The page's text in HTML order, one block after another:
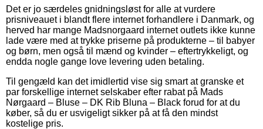
Det er jo særdeles gnidningsløst for alle at vurdere
prisniveauet i blandt flere internet forhandlere i Danmark, og
herved har mange Madsnorgaard internet outlets ikke kunne
lade være med at trykke priserne på produkterne – til babyer
og børn, men også til mænd og kvinder – eftertrykkeligt, og
endda nogle gange love levering uden betaling.
Til gengæld kan det imidlertid vise sig smart at granske et
par forskellige internet selskaber efter rabat på Mads
Nørgaard – Bluse – DK Rib Bluna – Black forud for at du
køber, så du er usvigeligt sikker på at få den mindst
kostelige pris.